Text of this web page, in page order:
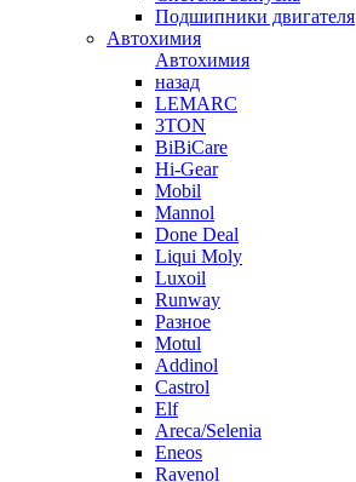
Подшипники двигателя
Автохимия
Автохимия
назад
LEMARC
3TON
BiBiCare
Hi-Gear
Mobil
Mannol
Done Deal
Liqui Moly
Luxoil
Runway
Разное
Motul
Addinol
Castrol
Elf
Areca/Selenia
Eneos
Ravenol